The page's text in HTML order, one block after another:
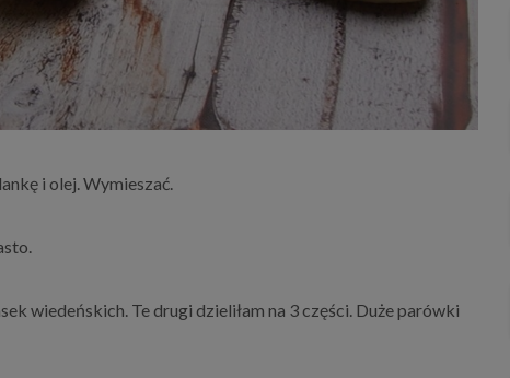
i olej. Wymieszać.
wiedeńskich. Te drugi dzieliłam na 3 części. Duże parówki